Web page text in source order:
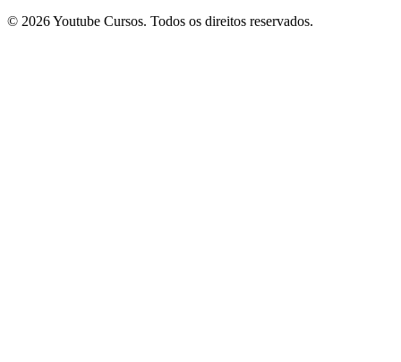
© 2026 Youtube Cursos. Todos os direitos reservados.